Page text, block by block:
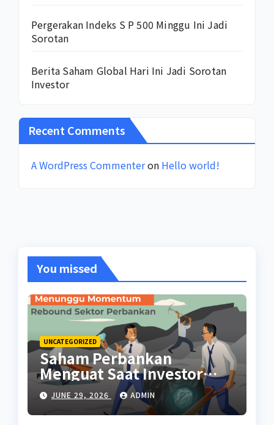
Pergerakan Indeks S P 500 Minggu Ini Jadi
Sorotan
Berita Saham Global Hari Ini Jadi Sorotan
Investor
Recent Comments
A WordPress Commenteron Hello world!
You missed
UNCATEGORIZED
Saham Perbankan
Menguat Saat Investor
Kembali Aktif
JUNE 29, 2026 ADMIN